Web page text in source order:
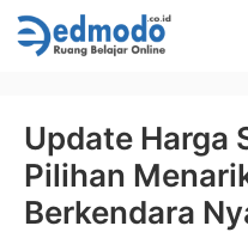
Skip
to
Update Harga
Pilihan
Berkendara